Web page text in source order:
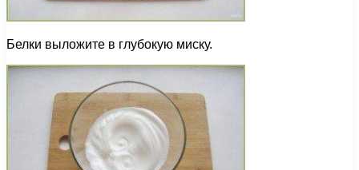
Белки выложите в глубокую миску.